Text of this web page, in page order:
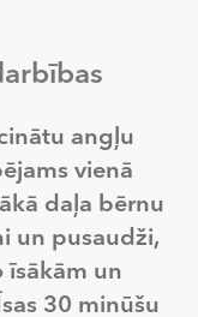
angļu
vienā
daļa bērnu
un pusaudži,
un
30 minūšu